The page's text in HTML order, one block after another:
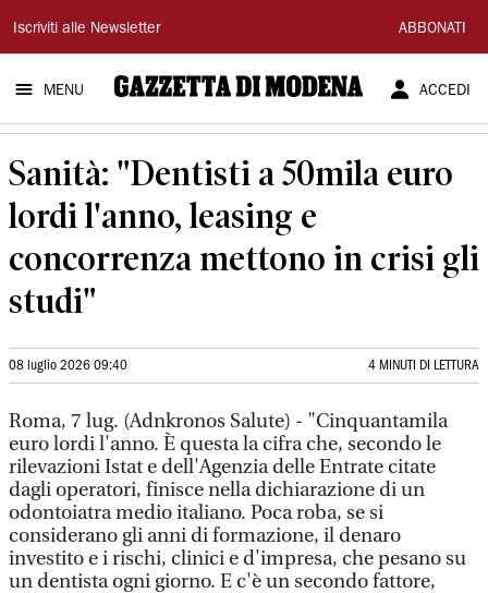
Gazzetta
di
Modena
Iscriviti alle Newsletter ABBONATI
MENU ACCEDI
Sanità: "Dentisti a 50mila euro
lordi l'anno, leasing e
concorrenza mettono in crisi gli
studi"
08 luglio 2026 09:40 4 MINUTI DI LETTURA
Roma, 7 lug. (Adnkronos Salute) - "Cinquantamila
euro lordi l'anno. È questa la cifra che, secondo le
rilevazioni Istat e dell'Agenzia delle Entrate citate
dagli operatori, finisce nella dichiarazione di un
odontoiatra medio italiano. Poca roba, se si
considerano gli anni di formazione, il denaro
investito e i rischi, clinici e d'impresa, che pesano su
un dentista ogni giorno. E c'è un secondo fattore,